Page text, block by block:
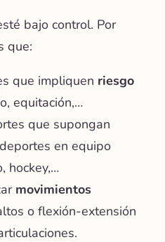
bajo control. Por
que:
que impliquen riesgo
equitación,…
que supongan
en equipo
hockey,…
movimientos
o flexión-extensión